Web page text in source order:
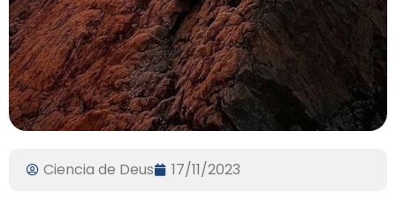
Ciencia de Deus 17/11/2023